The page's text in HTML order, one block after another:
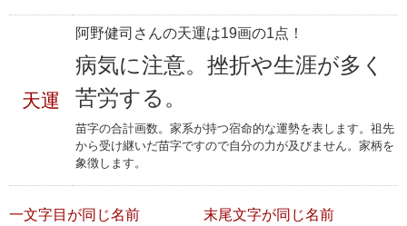
天運
阿野健司さんの天運は19画の1点！
病気に注意。挫折や生涯が多く
苦労する。
苗字の合計画数。家系が持つ宿命的な運勢を表します。祖先
から受け継いだ苗字ですので自分の力が及びません。家柄を
象徴します。
一文字目が同じ名前
末尾文字が同じ名前